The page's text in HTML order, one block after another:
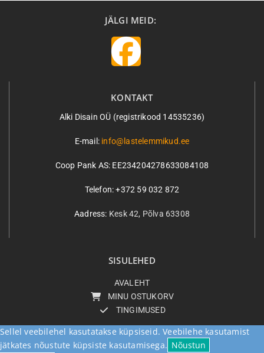
SISULEHED
AVALEHT
MINU OSTUKORV
TINGIMUSED
KONTAKT
Alki Disain OÜ (registrikood 14535236)
E-mail: info@lastelemmikud.ee
Coop Pank AS: EE234204278633084108
Telefon: +372 59 032 872
Aadress: Kesk 42, Põlva 63308
JÄLGI MEID:
Sellel veebilehel kasutatakse küpsiseid. Veebilehe kasutamist
jätkates nõustute küpsiste kasutamisega. Nõustun